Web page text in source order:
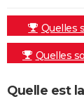
Quelles
Quelles
Quelle est